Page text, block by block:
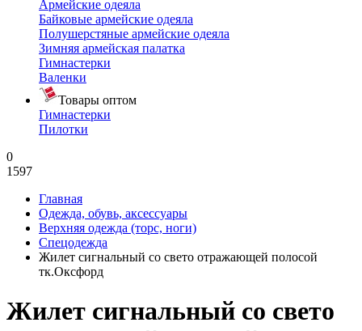
Армейские одеяла
Байковые армейские одеяла
Полушерстяные армейские одеяла
Зимняя армейская палатка
Гимнастерки
Валенки
Товары оптом
Гимнастерки
Пилотки
0
1597
Главная
Одежда, обувь, аксессуары
Верхняя одежда (торс, ноги)
Спецодежда
Жилет сигнальный со свето отражающей полосой
тк.Оксфорд
Жилет сигнальный со свето